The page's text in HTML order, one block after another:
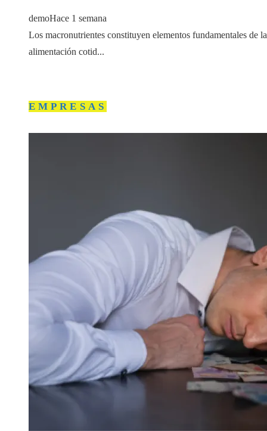
demoHace 1 semana
Los macronutrientes constituyen elementos fundamentales de la
alimentación cotid...
EMPRESAS